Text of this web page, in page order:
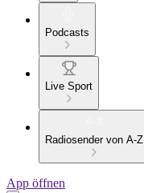
Podcasts
Live Sport
Radiosender von A-Z
App öffnen